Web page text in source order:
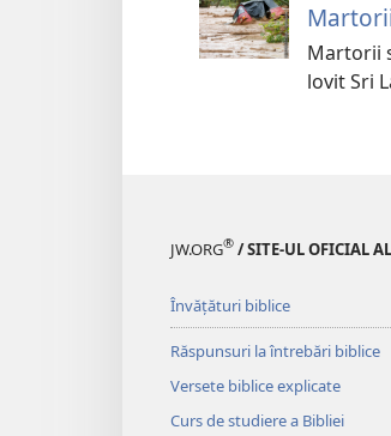
Martorii
lovit Sri
JW.ORG® / SITE-UL OFICIAL
Învățături biblice
Răspunsuri la întrebări biblice
Versete biblice explicate
Curs de studiere a Bibliei